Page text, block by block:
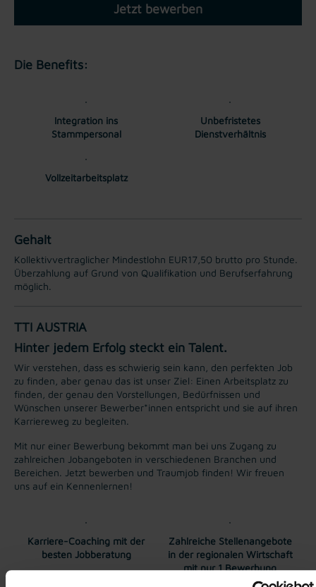
Jetzt bewerben
Die Benefits:
Integration ins
Stammpersonal
Unbefristetes
Dienstverhältnis
Vollzeitarbeitsplatz
Gehalt
Kollektivvertraglicher Mindestlohn EUR17,50 brutto pro Stunde.
Überzahlung auf Grund von Qualifikation und Berufserfahrung
möglich.
TTI AUSTRIA
Hinter jedem Erfolg steckt ein Talent.
Wir verstehen, dass es schwierig sein kann, den perfekten Job
zu finden, aber genau das ist unser Ziel: Einen Arbeitsplatz zu
finden, der genau den Vorstellungen, Bedürfnissen und
Wünschen unserer Bewerber*innen entspricht und sie auf ihren
Karriereweg zu begleiten.
Mit nur einer Bewerbung bekommt man bei uns Zugang zu
zahlreichen Jobangeboten in verschiedenen Branchen und
Bereichen. Jetzt bewerben und Traumjob finden! Wir freuen
uns auf ein Kennenlernen!
Karriere-Coaching mit der
besten Jobberatung
Zahlreiche Stellenangebote
in der regionalen Wirtschaft
mit nur 1 Bewerbung